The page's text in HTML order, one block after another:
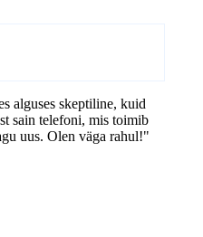
alguses skeptiline, kuid
sain telefoni, mis toimib
uus. Olen väga rahul!"